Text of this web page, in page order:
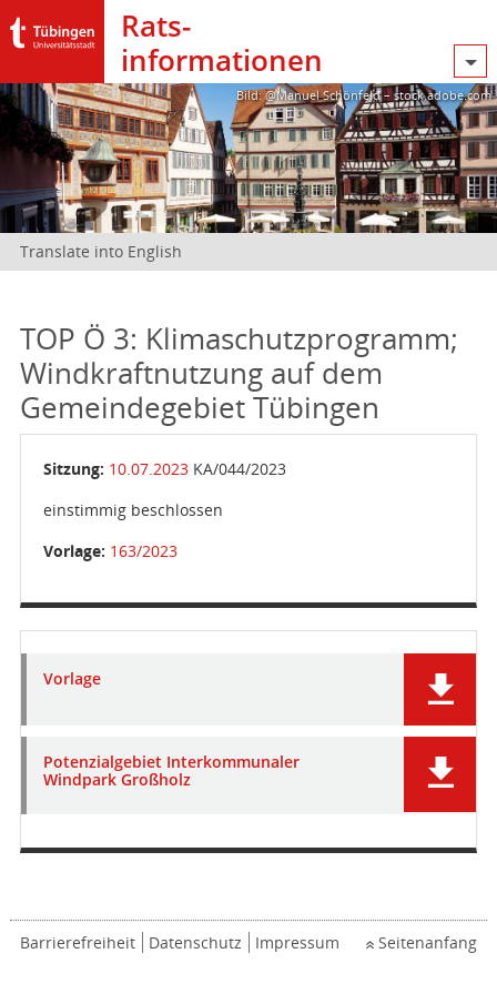
Rats­
informationen
Bild: @Manuel Schönfeld – stock.adobe.com
Translate into English
TOP Ö 3: Klimaschutzprogramm;
Windkraftnutzung auf dem
Gemeindegebiet Tübingen
Sitzung: 10.07.2023KA/044/2023
einstimmig beschlossen
Vorlage: 163/2023
Vorlage
Potenzialgebiet Interkommunaler
Windpark Großholz
Barrierefreiheit Datenschutz Impressum Seitenanfang